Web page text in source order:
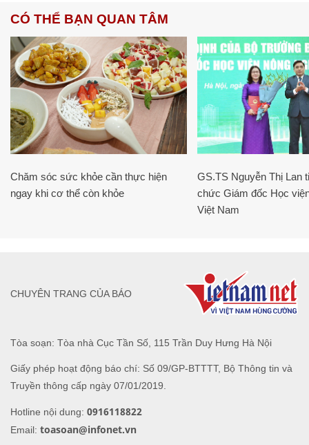
CÓ THỂ BẠN QUAN TÂM
Chăm sóc sức khỏe cần thực hiện
ngay khi cơ thể còn khỏe
GS.TS Nguyễn Thị Lan
chức Giám đốc Học
Việt Nam
Tòa soạn: Tòa nhà Cục Tần Số, 115 Trần Duy Hưng Hà Nội
Giấy phép hoạt động báo chí: Số 09/GP-BTTTT, Bộ Thông tin và
Truyền thông cấp ngày 07/01/2019.
Hotline nội dung: 0916118822
Email: toasoan@infonet.vn
CHUYÊN TRANG CỦA BÁO